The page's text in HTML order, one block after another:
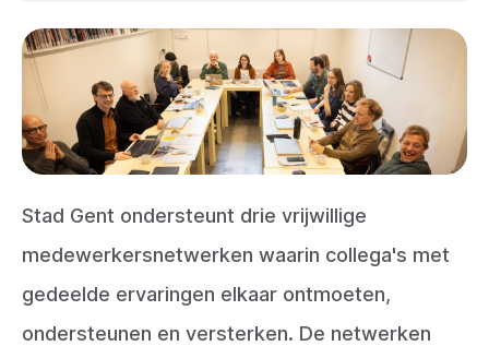
Stad Gent ondersteunt drie vrijwillige
medewerkersnetwerken waarin collega's met
gedeelde ervaringen elkaar ontmoeten,
ondersteunen en versterken. De netwerken